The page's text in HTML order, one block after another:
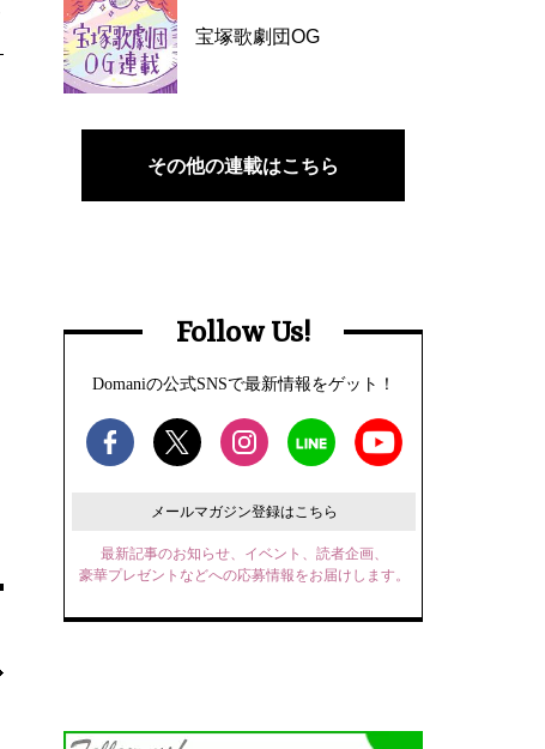
宝塚歌劇団OG
その他の連載はこちら
Follow Us!
Domaniの公式SNSで最新情報をゲット！
メールマガジン登録はこちら
最新記事のお知らせ、イベント、読者企画、
豪華プレゼントなどへの応募情報をお届けします。